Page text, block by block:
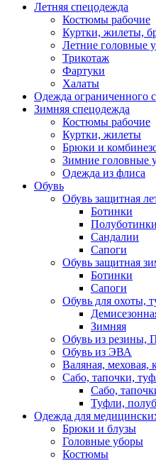
Летняя спецодежда
Костюмы рабочие
Куртки, жилеты,
Летние головные
Трикотаж
Фартуки
Халаты
Одежда ограниченного
Зимняя спецодежда
Костюмы рабочие
Куртки, жилеты
Брюки и
Зимние головные
Одежда из флиса
Обувь
Обувь защитная
Ботинки
Полуботинки
Сандалии
Сапоги
Обувь защитная
Ботинки
Сапоги
Обувь для охоты,
Зимняя
Обувь из резины,
Обувь из ЭВА
Валяная, меховая,
Сабо, тапочки,
Сабо,
Туфли,
Одежда для
Брюки и блузы
Головные уборы
Костюмы